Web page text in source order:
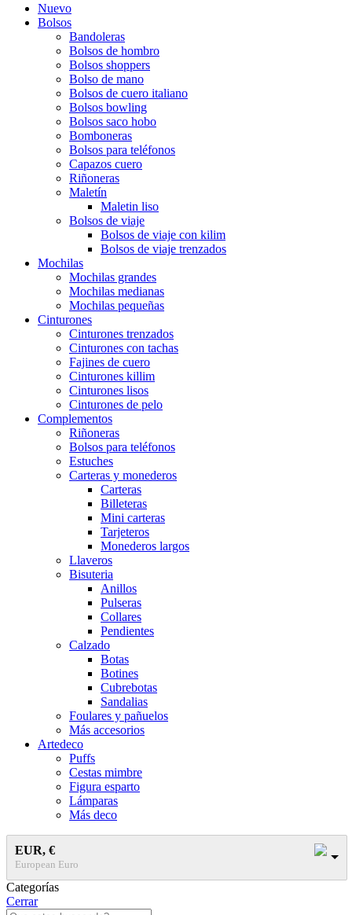
Nuevo
Bolsos
Bandoleras
Bolsos de hombro
Bolsos shoppers
Bolso de mano
Bolsos de cuero italiano
Bolsos bowling
Bolsos saco hobo
Bomboneras
Bolsos para teléfonos
Capazos cuero
Riñoneras
Maletín
Maletin liso
Bolsos de viaje
Bolsos de viaje con kilim
Bolsos de viaje trenzados
Mochilas
Mochilas grandes
Mochilas medianas
Mochilas pequeñas
Cinturones
Cinturones trenzados
Cinturones con tachas
Fajines de cuero
Cinturones killim
Cinturones lisos
Cinturones de pelo
Complementos
Riñoneras
Bolsos para teléfonos
Estuches
Carteras y monederos
Carteras
Billeteras
Mini carteras
Tarjeteros
Monederos largos
Llaveros
Bisuteria
Anillos
Pulseras
Collares
Pendientes
Calzado
Botas
Botines
Cubrebotas
Sandalias
Foulares y pañuelos
Más accesorios
Artedeco
Puffs
Cestas mimbre
Figura esparto
Lámparas
Más deco
EUR, €
European Euro
Categorías
Cerrar